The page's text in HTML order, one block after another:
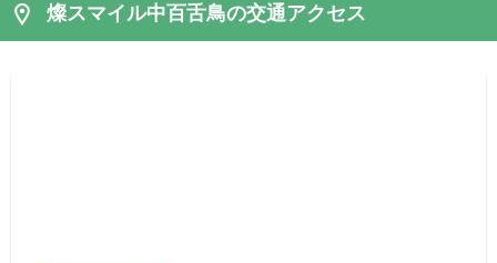
燦スマイル中百舌鳥の交通アクセス